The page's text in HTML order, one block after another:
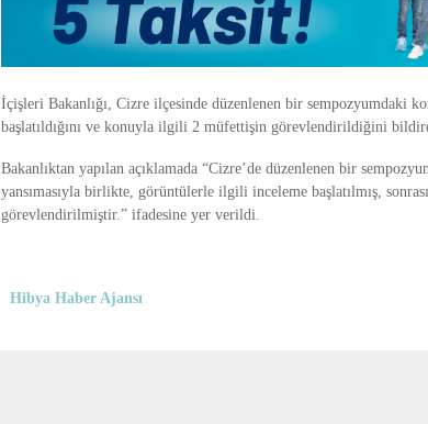
İçişleri Bakanlığı, Cizre ilçesinde düzenlenen bir sempozyumdaki
başlatıldığını ve konuyla ilgili 2 müfettişin görevlendirildiğini
Bakanlıktan yapılan açıklamada “Cizre’de düzenlenen bir
yansımasıyla birlikte, görüntülerle ilgili inceleme başlatılmış,
görevlendirilmiştir.” ifadesine yer verildi.
Hibya Haber Ajansı